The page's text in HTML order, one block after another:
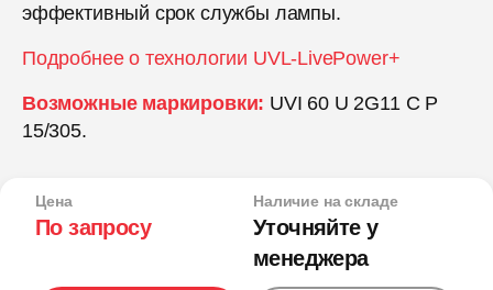
эффективный срок службы лампы.
Подробнее о технологии UVL-LivePower+
Возможные маркировки: UVI 60 U 2G11 C P
15/305.
Цена
По запросу
Наличие на складе
Уточняйте у
менеджера